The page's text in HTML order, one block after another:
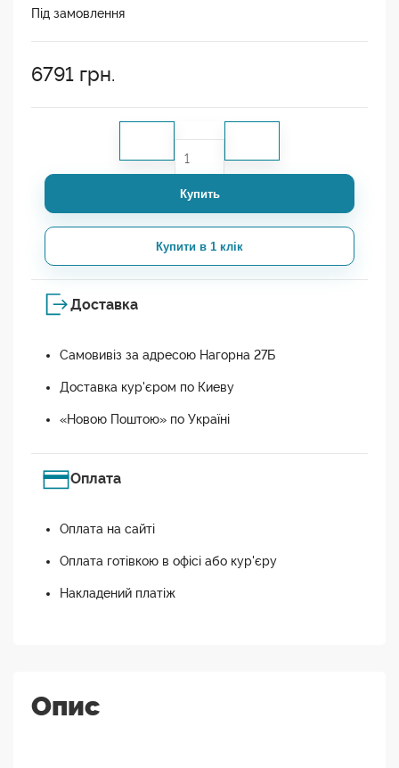
Під замовлення
6791 грн.
Купить
Купити в 1 клік
Доставка
Самовивіз за адресою Нагорна 27Б
Доставка кур'єром по Киеву
«Новою Поштою» по Україні
Оплата
Оплата на сайті
Оплата готівкою в офісі або кур'єру
Накладений платіж
Опис